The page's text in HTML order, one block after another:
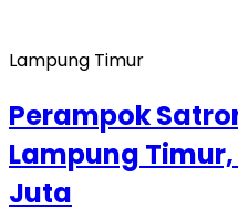
Lampung Timur
Perampok
Lampung Timur,
Juta